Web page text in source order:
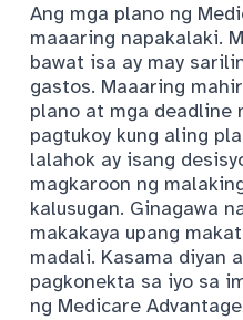
Ang mga plano ng
maaaring napakalaki.
bawat isa ay may
gastos. Maaaring
plano at mga deadline
pagtukoy kung aling
lalahok ay isang
magkaroon ng
kalusugan. Ginagawa
makakaya upang
madali. Kasama diyan
pagkonekta sa iyo sa
ng Medicare